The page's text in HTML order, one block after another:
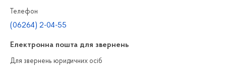
Телефон
(06264) 2-04-55
Електронна пошта для звернень
Для звернень юридичних осiб